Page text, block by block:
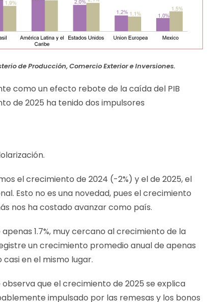
de Producción, Comercio Exterior e Inversiones.
como un efecto rebote de la caída del PIB
de 2025 ha tenido dos impulsores
el crecimiento de 2024 (-2%) y el de 2025, el
Esto no es una novedad, pues el crecimiento
nos ha costado avanzar como país.
1.7%, muy cercano al crecimiento de la
un crecimiento promedio anual de apenas
en el mismo lugar.
que el crecimiento de 2025 se explica
impulsado por las remesas y los bonos